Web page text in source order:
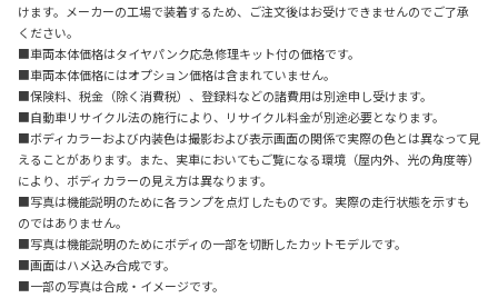
けます。メーカーの工場で装着するため、ご注文後はお受けできませんのでご了承
ください。
■車両本体価格はタイヤパンク応急修理キット付の価格です。
■車両本体価格にはオプション価格は含まれていません。
■保険料、税金（除く消費税）、登録料などの諸費用は別途申し受けます。
■自動車リサイクル法の施行により、リサイクル料金が別途必要となります。
■ボディカラーおよび内装色は撮影および表示画面の関係で実際の色とは異なって見
えることがあります。また、実車においてもご覧になる環境（屋内外、光の角度等）
により、ボディカラーの見え方は異なります。
■写真は機能説明のために各ランプを点灯したものです。実際の走行状態を示すも
のではありません。
■写真は機能説明のためにボディの一部を切断したカットモデルです。
■画面はハメ込み合成です。
■一部の写真は合成・イメージです。